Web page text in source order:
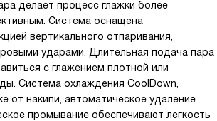
делает процесс глажки более
Система оснащена
вертикального отпаривания,
ударами. Длительная подача пара
с глажением плотной или
Система охлаждения CoolDown,
от накипи, автоматическое удаление
промывание обеспечивают легкость